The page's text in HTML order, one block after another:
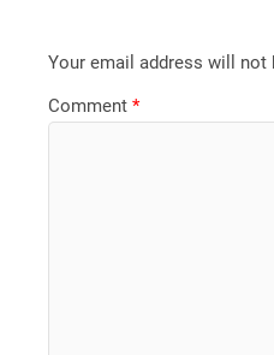
Your email address will not
Comment*